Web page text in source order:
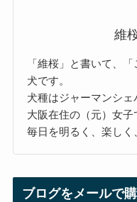
維
「維桜」と書いて、
犬です。
犬種はジャーマンシェ
大阪在住の（元）女子
毎日を明るく、楽しく
ブログをメールで